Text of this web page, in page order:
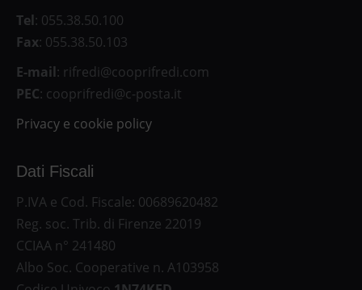
Tel: 055.38.50.100
Fax: 055.38.50.103
E-mail: rifredi@cooprifredi.com
PEC: cooprifredi@c-posta.it
Privacy e cookie policy
Dati Fiscali
P.IVA e Cod. Fiscale: 00689620482
Reg. soc. Trib. di Firenze 22019
CCIAA n° 241480
Albo Soc. Cooperative n. A103958